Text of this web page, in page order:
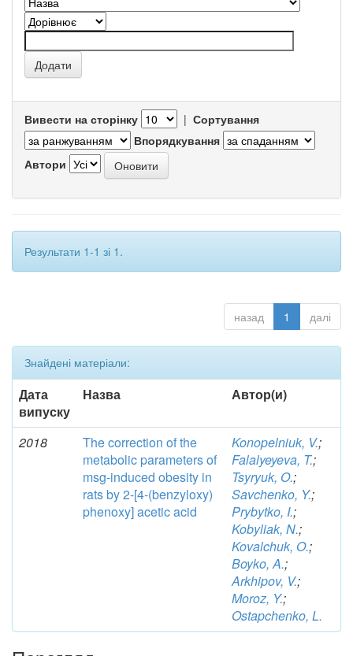
Вивести на сторінку | Сортування
Впорядкування
Автори
Результати 1-1 зі 1.
назад 1 далі
Знайдені матеріали:
Дата
випуску
Назва Автор(и)
2018
The correction of the
metabolic parameters of
msg-induced obesity in
rats by 2-[4-(benzyloxy)
phenoxy] acetic acid
Konopelniuk, V.;
Falalyeyeva, T.;
Tsyryuk, O.;
Savchenko, Y.;
Prybytko, I.;
Kobyliak, N.;
Kovalchuk, O.;
Boyko, A.;
Arkhipov, V.;
Moroz, Y.;
Ostapchenko, L.